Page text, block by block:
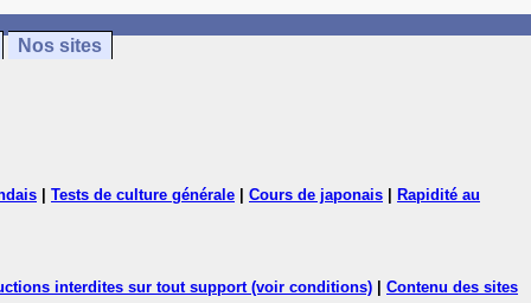
Nos sites
Tests de culture générale Cours de japonais
Rapidité au
interdites sur tout support (voir conditions)
Contenu des sites